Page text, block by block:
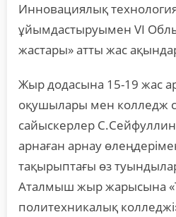
Инновациялық
ұйымдастыруымен VI
жастары» атты жас
Жыр додасына 15-19 жас
оқушылары мен колледж
сайыскерлер
арнаған арнау
тақырыптағы өз
Аталмыш жыр жарысына
политехникалық